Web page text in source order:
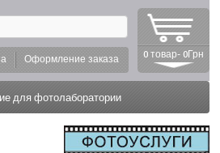
0 товар- 0Грн
Оформление заказа
для фотолаборатории